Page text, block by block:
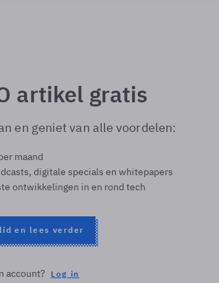
artikel gratis
en geniet van alle voordelen:
maand
digitale specials en whitepapers
ontwikkelingen in en rond tech
en lees verder
account? Log in